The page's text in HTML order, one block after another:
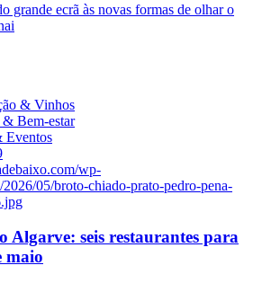
grande ecrã às novas formas de olhar o
& Vinhos
Bem-estar
Eventos
wp-
2026/05/broto-chiado-prato-pedro-pena-
Algarve: seis restaurantes para
maio